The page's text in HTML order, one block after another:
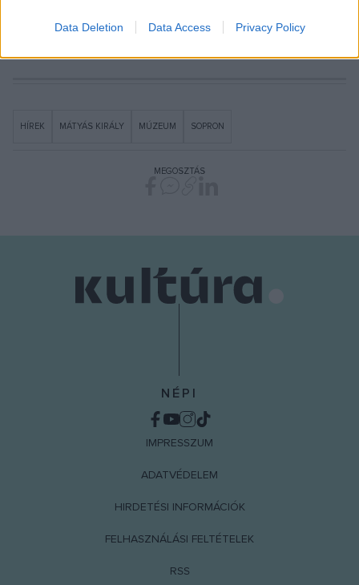
Data Deletion Data Access Privacy Policy
Forrás: turizmus.sopron.hu
HÍREK MÁTYÁS KIRÁLY MÚZEUM SOPRON
MEGOSZTÁS
NÉPI
IMPRESSZUM
ADATVÉDELEM
HIRDETÉSI INFORMÁCIÓK
FELHASZNÁLÁSI FELTÉTELEK
RSS